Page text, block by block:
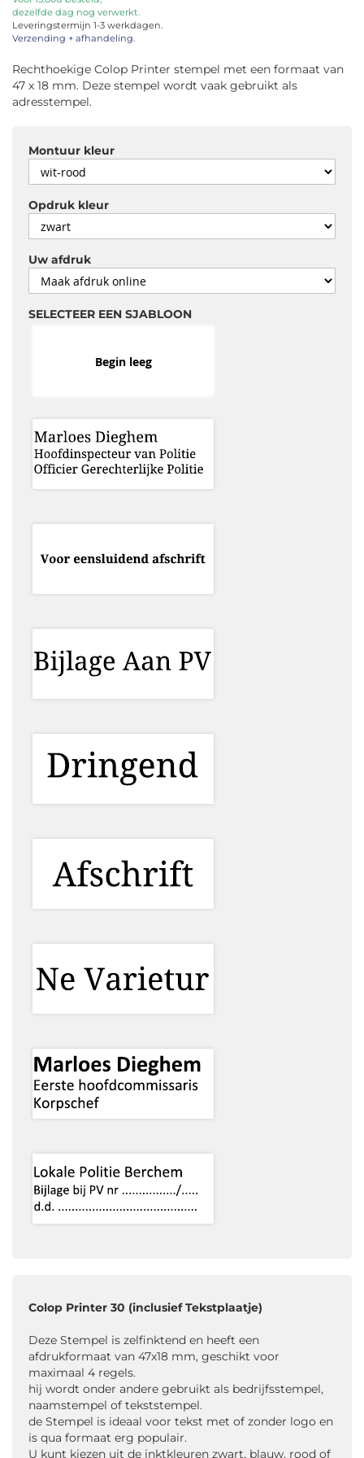
de
afbeeldingen-
dezelfde dag nog verwerkt.
Leveringstermijn 1-3 werkdagen.
Verzending + afhandeling.
Rechthoekige Colop Printer stempel met een formaat van
47 x 18 mm. Deze stempel wordt vaak gebruikt als
adresstempel.
Montuur kleur
Opdruk kleur
Uw afdruk
SELECTEER EEN SJABLOON
Begin leeg
Colop Printer 30 (inclusief Tekstplaatje)
Deze Stempel is zelfinktend en heeft een
afdrukformaat van 47x18 mm, geschikt voor
maximaal 4 regels.
hij wordt onder andere gebruikt als bedrijfsstempel,
naamstempel of tekststempel.
de Stempel is ideaal voor tekst met of zonder logo en
is qua formaat erg populair.
U kunt kiezen uit de inktkleuren zwart, blauw, rood of